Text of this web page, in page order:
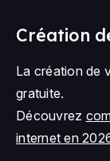
Création
La création de
gratuite.
Découvrez
internet en